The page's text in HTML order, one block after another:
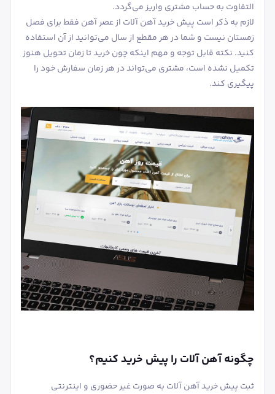
التفاوت به حساب مشتری واریز می‌گردد.
لازم به ذکر است پیش خرید آهن آلات از عصر آهن فقط برای فصل
زمستان نیست و شما در هر مقطع از سال می‌توانید از آن استفاده
کنید. نکته قابل توجه و مهم اینکه چون خرید تا زمان تحویل هنوز
تکمیل نشده است، مشتری می‌تواند در هر زمان سفارش خود را
پیگیری کند.
چگونه آهن آلات را پیش خرید کنیم؟
ثبت پیش خرید آهن آلات به صورت غیر حضوری و اینترنتی